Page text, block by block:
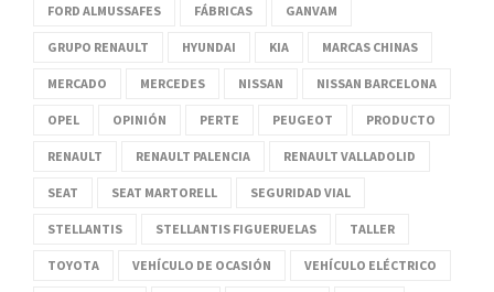
FORD ALMUSSAFES FÁBRICAS GANVAM
GRUPO RENAULT HYUNDAI KIA MARCAS CHINAS
MERCADO MERCEDES NISSAN NISSAN BARCELONA
OPEL OPINIÓN PERTE PEUGEOT PRODUCTO
RENAULT RENAULT PALENCIA RENAULT VALLADOLID
SEAT SEAT MARTORELL SEGURIDAD VIAL
STELLANTIS STELLANTIS FIGUERUELAS TALLER
TOYOTA VEHÍCULO DE OCASIÓN VEHÍCULO ELÉCTRICO